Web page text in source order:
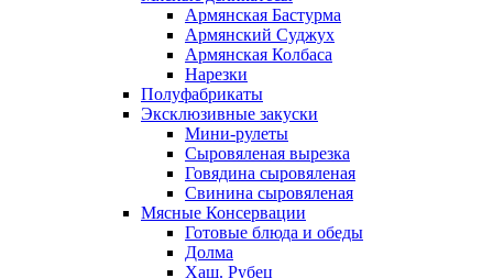
Армянская Бастурма
Армянский Суджух
Армянская Колбаса
Нарезки
Полуфабрикаты
Эксклюзивные закуски
Мини-рулеты
Сыровяленая вырезка
Говядина сыровяленая
Свинина сыровяленая
Мясные Консервации
Готовые блюда и обеды
Долма
Хаш. Рубец